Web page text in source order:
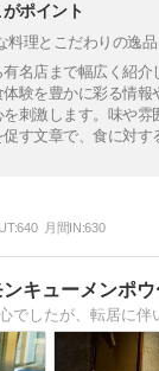
ポイント
料理とこだわりの逸品
名店まで幅広く紹介
験を豊かに彩る情
刺激します。味や雰
す文章で、食に対す
640 月間IN:630
キューメンポウ